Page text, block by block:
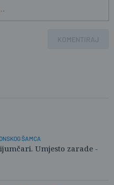
KOMENTIRAJ
ŠAMCA
Umjesto zarade -